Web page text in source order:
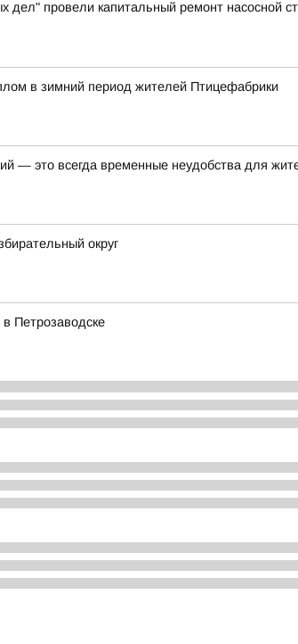
дел" провели капитальный ремонт насосной
в зимний период жителей Птицефабрики
— это всегда временные неудобства для
округ
Петрозаводске